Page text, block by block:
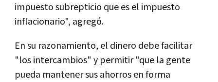
impuesto subrepticio que es el impuesto
inflacionario", agregó.
En su razonamiento, el dinero debe facilitar
"los intercambios" y permitir "que la gente
pueda mantener sus ahorros en forma